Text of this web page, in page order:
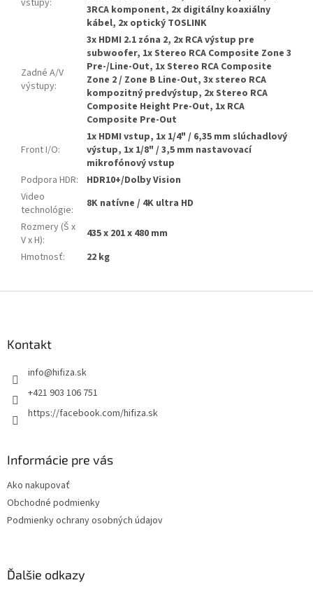
3RCA komponent, 2x digitálny koaxiálny
kábel, 2x optický TOSLINK
Zadné A/V
výstupy:
3x HDMI 2.1 zóna 2, 2x RCA výstup pre
subwoofer, 1x Stereo RCA Composite Zone 3
Pre-/Line-Out, 1x Stereo RCA Composite
Zone 2 / Zone B Line-Out, 3x stereo RCA
kompozitný predvýstup, 2x Stereo RCA
Composite Height Pre-Out, 1x RCA
Composite Pre-Out
Front I/O:
1x HDMI vstup, 1x 1/4" / 6,35 mm slúchadlový
výstup, 1x 1/8" / 3,5 mm nastavovací
mikrofónový vstup
Podpora HDR:
HDR10+/Dolby Vision
Video
technológie:
8K natívne / 4K ultra HD
Rozmery (Š x
V x H):
435 x 201 x 480 mm
Hmotnosť: 22 kg
Kontakt
info@hifiza.sk
+421 903 106 751
https://facebook.com/hifiza.sk
Informácie pre vás
Ako nakupovať
Obchodné podmienky
Podmienky ochrany osobných údajov
Ďalšie odkazy